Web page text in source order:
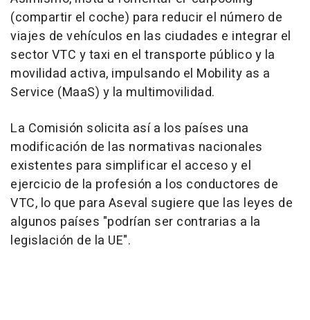
(compartir el coche) para reducir el número de
viajes de vehículos en las ciudades e integrar el
sector VTC y taxi en el transporte público y la
movilidad activa, impulsando el Mobility as a
Service (MaaS) y la multimovilidad.
La Comisión solicita así a los países una
modificación de las normativas nacionales
existentes para simplificar el acceso y el
ejercicio de la profesión a los conductores de
VTC, lo que para Aseval sugiere que las leyes de
algunos países "podrían ser contrarias a la
legislación de la UE".